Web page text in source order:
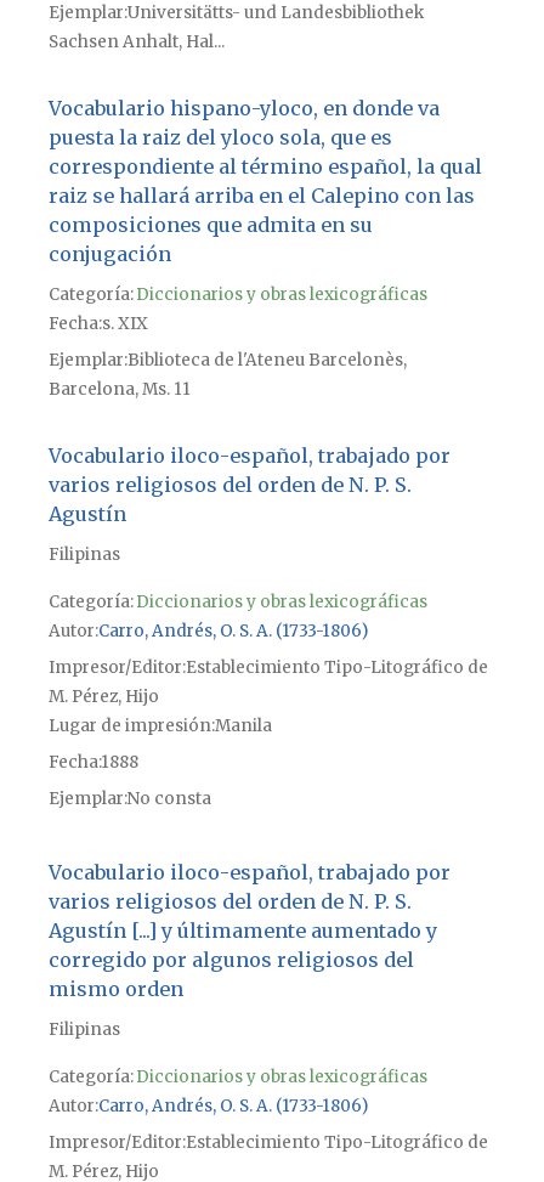
Ejemplar Universitätts- und Landesbibliothek
Sachsen Anhalt, Hal...
Vocabulario hispano-yloco, en donde va
puesta la raiz del yloco sola, que es
correspondiente al término español, la qual
raiz se hallará arriba en el Calepino con las
composiciones que admita en su
conjugación
Categoría:Diccionarios y obras lexicográficas
Fechas. XIX
Ejemplar Biblioteca de l'Ateneu Barcelonès,
Barcelona, Ms. 11
Vocabulario iloco-español, trabajado por
varios religiosos del orden de N. P. S.
Agustín
Filipinas
Categoría:Diccionarios y obras lexicográficas
Autor Carro, Andrés, O. S. A. (1733-1806)
Impresor/Editor Establecimiento Tipo-Litográfico de
M. Pérez, Hijo
Lugar de impresiónManila
Fecha1888
Ejemplar No consta
Vocabulario iloco-español, trabajado por
varios religiosos del orden de N. P. S.
Agustín [...] y últimamente aumentado y
corregido por algunos religiosos del
mismo orden
Filipinas
Categoría:Diccionarios y obras lexicográficas
Autor Carro, Andrés, O. S. A. (1733-1806)
Impresor/Editor Establecimiento Tipo-Litográfico de
M. Pérez, Hijo